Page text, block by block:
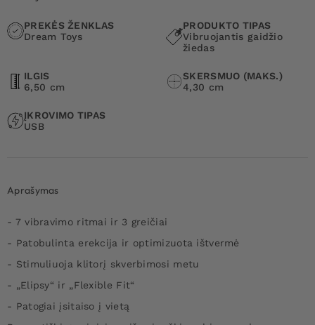
PREKĖS ŽENKLAS
Dream Toys
PRODUKTO TIPAS
Vibruojantis gaidžio
žiedas
ILGIS
6,50 cm
SKERSMUO (MAKS.)
4,30 cm
ĮKROVIMO TIPAS
USB
Aprašymas
- 7 vibravimo ritmai ir 3 greičiai
- Patobulinta erekcija ir optimizuota ištvermė
- Stimuliuoja klitorį skverbimosi metu
- „Elipsy“ ir „Flexible Fit“
- Patogiai įsitaiso į vietą